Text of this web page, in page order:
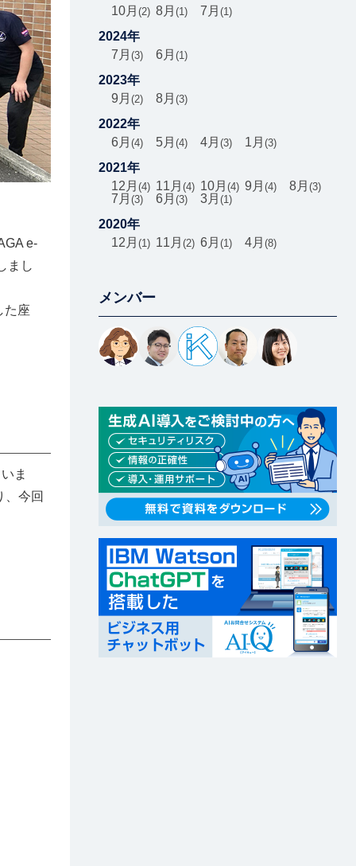
e-
まし
た座
ま
、今回
10月 2 8月 1 7月 1
2024年
7月 3 6月 1
2023年
9月 2 8月 3
2022年
6月 4 5月 4 4月 3 1月 3
2021年
12月 4 11月 4 10月 4 9月 4 8月 3
7月 3 6月 3 3月 1
2020年
12月 1 11月 2 6月 1 4月 8
メンバー